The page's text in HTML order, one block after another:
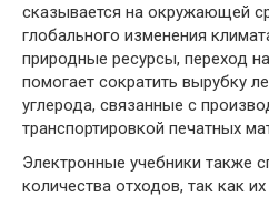
сказывается на окружающей
глобального изменения
природные ресурсы, переход
помогает сократить вырубку
углерода, связанные с
транспортировкой печатных
Электронные учебники также
количества отходов, так как